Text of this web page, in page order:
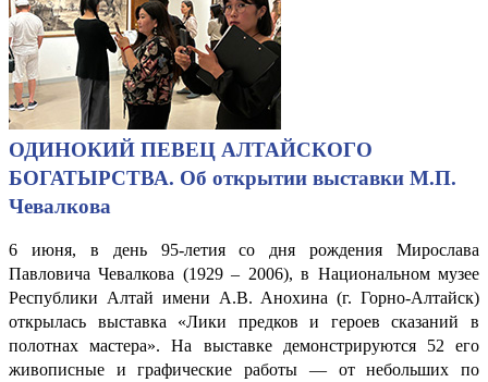
ОДИНОКИЙ ПЕВЕЦ АЛТАЙСКОГО
БОГАТЫРСТВА. Об открытии выставки М.П.
Чевалкова
6 июня, в день 95-летия со дня рождения Мирослава
Павловича Чевалкова (1929 – 2006), в Национальном музее
Республики Алтай имени А.В. Анохина (г. Горно-Алтайск)
открылась выставка «Лики предков и героев сказаний в
полотнах мастера». На выставке демонстрируются 52 его
живописные и графические работы — от небольших по